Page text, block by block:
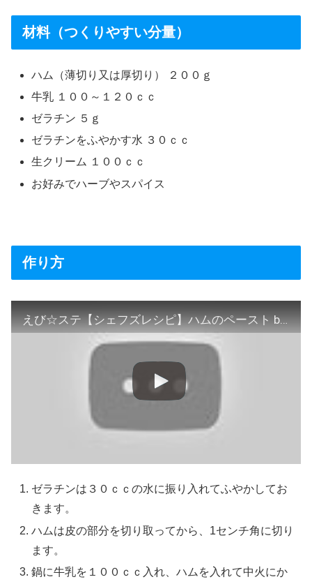
材料（つくりやすい分量）
ハム（薄切り又は厚切り） ２００ｇ
牛乳 １００～１２０ｃｃ
ゼラチン ５ｇ
ゼラチンをふやかす水 ３０ｃｃ
生クリーム １００ｃｃ
お好みでハーブやスパイス
作り方
えび☆ステ【シェフズレシピ】ハムのペースト by渡部恵美
ゼラチンは３０ｃｃの水に振り入れてふやかしてお
きます。
ハムは皮の部分を切り取ってから、1センチ角に切り
ます。
鍋に牛乳を１００ｃｃ入れ、ハムを入れて中火にか